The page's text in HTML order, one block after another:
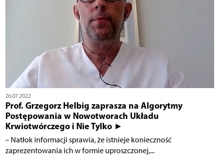
26.07.2022
Prof. Grzegorz Helbig zaprasza na Algorytmy
Postępowania w Nowotworach Układu
Krwiotwórczego i Nie Tylko ►
– Natłok informacji sprawia, że istnieje konieczność
zaprezentowania ich w formie uproszczonej,...